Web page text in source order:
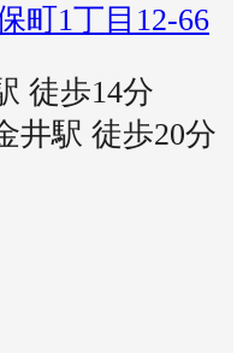
町1丁目12-66
徒歩14分
井駅 徒歩20分